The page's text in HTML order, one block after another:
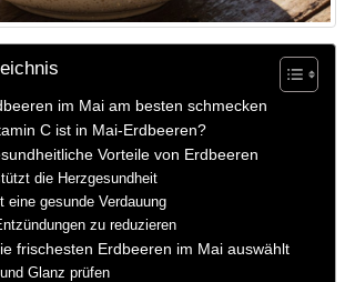
im Mai am besten schmecken
C ist in Mai-Erdbeeren?
Vorteile von Erdbeeren
die Herzgesundheit
eine gesunde Verdauung
zu reduzieren
frischesten Erdbeeren im Mai auswählt
Glanz prüfen